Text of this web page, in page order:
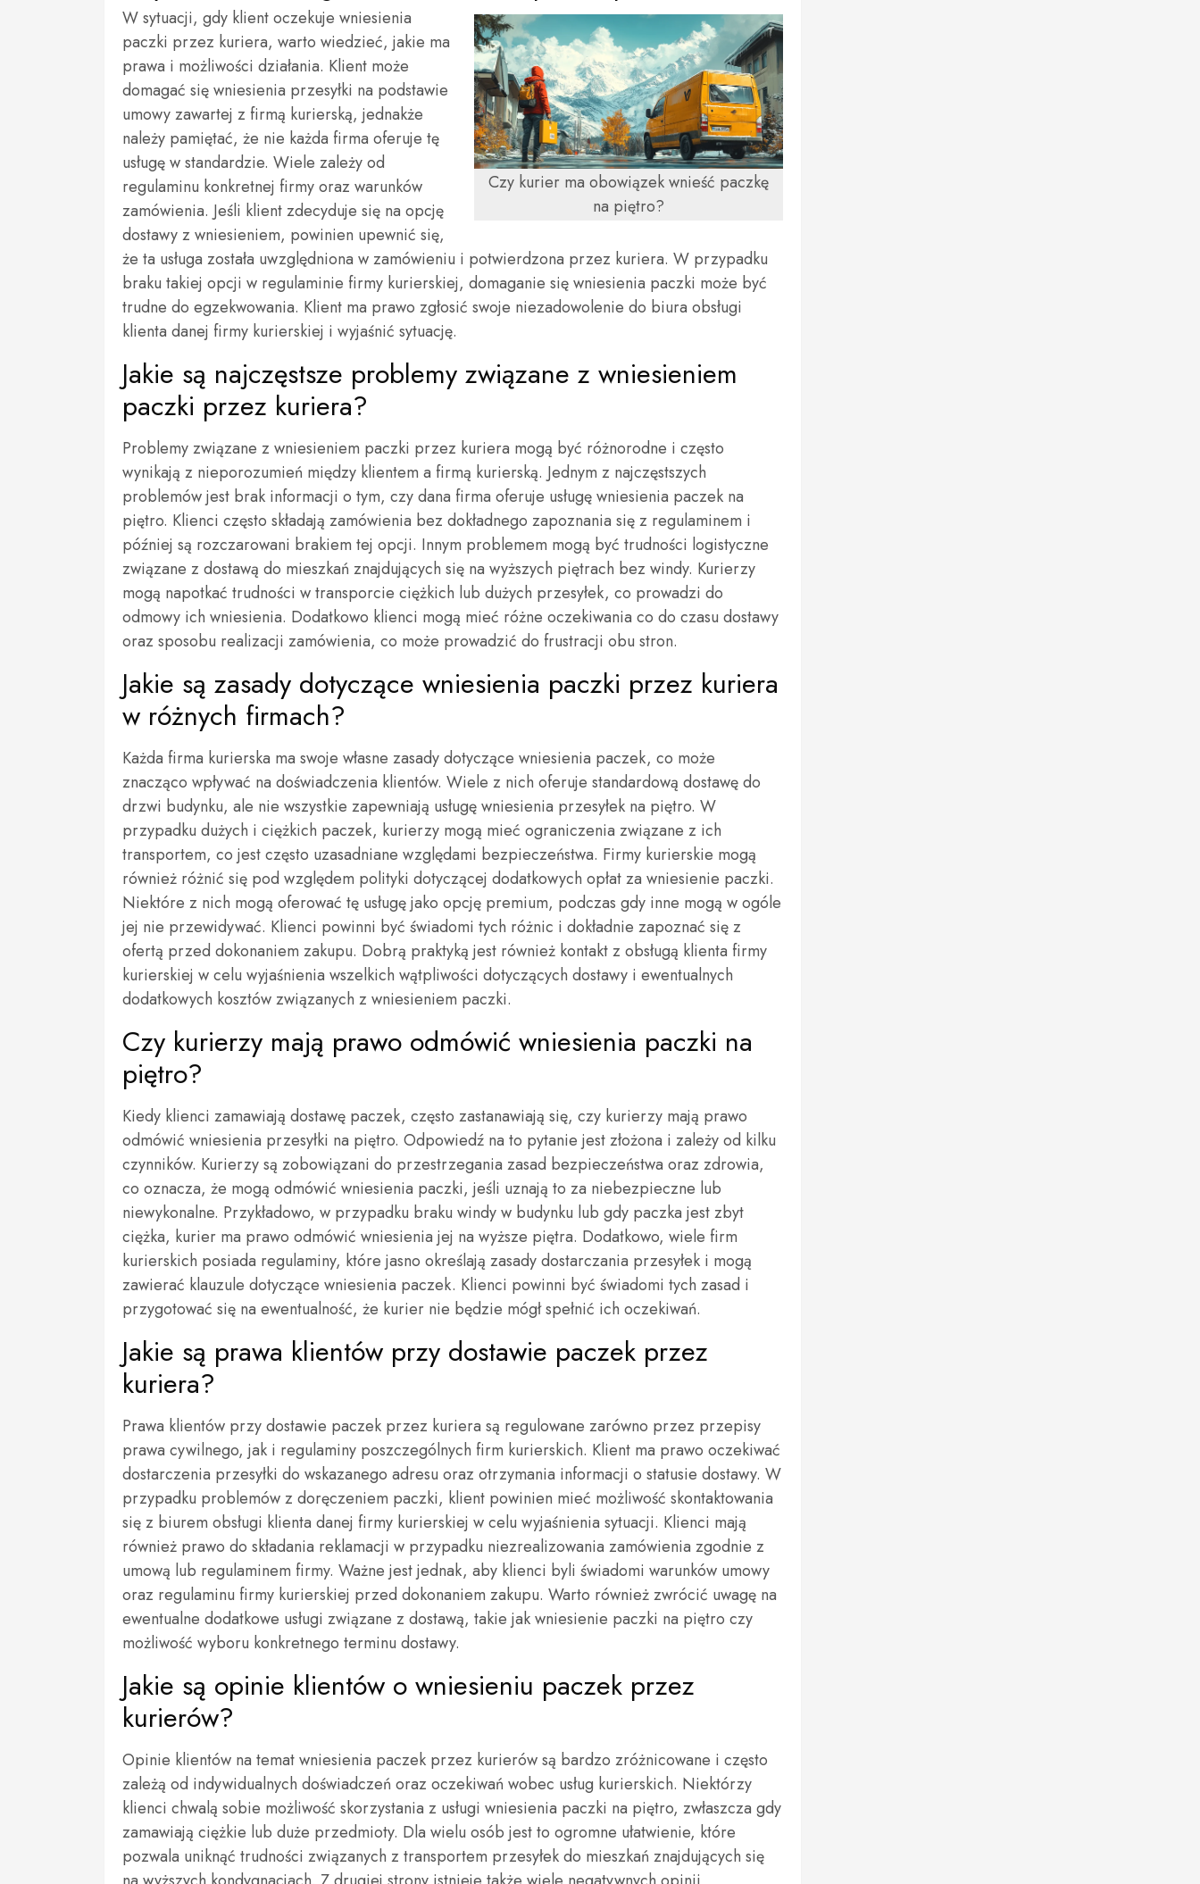
Czy kurier ma obowiązek wnieść paczkę
na piętro?
W sytuacji, gdy klient oczekuje wniesienia
paczki przez kuriera, warto wiedzieć, jakie ma
prawa i możliwości działania. Klient może
domagać się wniesienia przesyłki na podstawie
umowy zawartej z firmą kurierską, jednakże
należy pamiętać, że nie każda firma oferuje tę
usługę w standardzie. Wiele zależy od
regulaminu konkretnej firmy oraz warunków
zamówienia. Jeśli klient zdecyduje się na opcję
dostawy z wniesieniem, powinien upewnić się,
że ta usługa została uwzględniona w zamówieniu i potwierdzona przez kuriera. W przypadku
braku takiej opcji w regulaminie firmy kurierskiej, domaganie się wniesienia paczki może być
trudne do egzekwowania. Klient ma prawo zgłosić swoje niezadowolenie do biura obsługi
klienta danej firmy kurierskiej i wyjaśnić sytuację.
Jakie są najczęstsze problemy związane z wniesieniem
paczki przez kuriera?
Problemy związane z wniesieniem paczki przez kuriera mogą być różnorodne i często
wynikają z nieporozumień między klientem a firmą kurierską. Jednym z najczęstszych
problemów jest brak informacji o tym, czy dana firma oferuje usługę wniesienia paczek na
piętro. Klienci często składają zamówienia bez dokładnego zapoznania się z regulaminem i
później są rozczarowani brakiem tej opcji. Innym problemem mogą być trudności logistyczne
związane z dostawą do mieszkań znajdujących się na wyższych piętrach bez windy. Kurierzy
mogą napotkać trudności w transporcie ciężkich lub dużych przesyłek, co prowadzi do
odmowy ich wniesienia. Dodatkowo klienci mogą mieć różne oczekiwania co do czasu dostawy
oraz sposobu realizacji zamówienia, co może prowadzić do frustracji obu stron.
Jakie są zasady dotyczące wniesienia paczki przez kuriera
w różnych firmach?
Każda firma kurierska ma swoje własne zasady dotyczące wniesienia paczek, co może
znacząco wpływać na doświadczenia klientów. Wiele z nich oferuje standardową dostawę do
drzwi budynku, ale nie wszystkie zapewniają usługę wniesienia przesyłek na piętro. W
przypadku dużych i ciężkich paczek, kurierzy mogą mieć ograniczenia związane z ich
transportem, co jest często uzasadniane względami bezpieczeństwa. Firmy kurierskie mogą
również różnić się pod względem polityki dotyczącej dodatkowych opłat za wniesienie paczki.
Niektóre z nich mogą oferować tę usługę jako opcję premium, podczas gdy inne mogą w ogóle
jej nie przewidywać. Klienci powinni być świadomi tych różnic i dokładnie zapoznać się z
ofertą przed dokonaniem zakupu. Dobrą praktyką jest również kontakt z obsługą klienta firmy
kurierskiej w celu wyjaśnienia wszelkich wątpliwości dotyczących dostawy i ewentualnych
dodatkowych kosztów związanych z wniesieniem paczki.
Czy kurierzy mają prawo odmówić wniesienia paczki na
piętro?
Kiedy klienci zamawiają dostawę paczek, często zastanawiają się, czy kurierzy mają prawo
odmówić wniesienia przesyłki na piętro. Odpowiedź na to pytanie jest złożona i zależy od kilku
czynników. Kurierzy są zobowiązani do przestrzegania zasad bezpieczeństwa oraz zdrowia,
co oznacza, że mogą odmówić wniesienia paczki, jeśli uznają to za niebezpieczne lub
niewykonalne. Przykładowo, w przypadku braku windy w budynku lub gdy paczka jest zbyt
ciężka, kurier ma prawo odmówić wniesienia jej na wyższe piętra. Dodatkowo, wiele firm
kurierskich posiada regulaminy, które jasno określają zasady dostarczania przesyłek i mogą
zawierać klauzule dotyczące wniesienia paczek. Klienci powinni być świadomi tych zasad i
przygotować się na ewentualność, że kurier nie będzie mógł spełnić ich oczekiwań.
Jakie są prawa klientów przy dostawie paczek przez
kuriera?
Prawa klientów przy dostawie paczek przez kuriera są regulowane zarówno przez przepisy
prawa cywilnego, jak i regulaminy poszczególnych firm kurierskich. Klient ma prawo oczekiwać
dostarczenia przesyłki do wskazanego adresu oraz otrzymania informacji o statusie dostawy. W
przypadku problemów z doręczeniem paczki, klient powinien mieć możliwość skontaktowania
się z biurem obsługi klienta danej firmy kurierskiej w celu wyjaśnienia sytuacji. Klienci mają
również prawo do składania reklamacji w przypadku niezrealizowania zamówienia zgodnie z
umową lub regulaminem firmy. Ważne jest jednak, aby klienci byli świadomi warunków umowy
oraz regulaminu firmy kurierskiej przed dokonaniem zakupu. Warto również zwrócić uwagę na
ewentualne dodatkowe usługi związane z dostawą, takie jak wniesienie paczki na piętro czy
możliwość wyboru konkretnego terminu dostawy.
Jakie są opinie klientów o wniesieniu paczek przez
kurierów?
Opinie klientów na temat wniesienia paczek przez kurierów są bardzo zróżnicowane i często
zależą od indywidualnych doświadczeń oraz oczekiwań wobec usług kurierskich. Niektórzy
klienci chwalą sobie możliwość skorzystania z usługi wniesienia paczki na piętro, zwłaszcza gdy
zamawiają ciężkie lub duże przedmioty. Dla wielu osób jest to ogromne ułatwienie, które
pozwala uniknąć trudności związanych z transportem przesyłek do mieszkań znajdujących się